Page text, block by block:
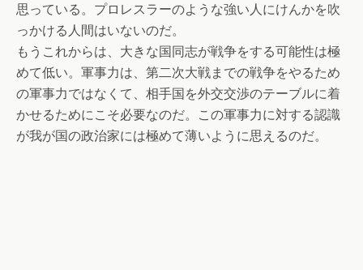
思っている。プロレスラーのような強い人にけんかを吹
っかける人間はいないのだ。
もうこれからは、大きな国同志が戦争をする可能性は極
めて低い。軍事力は、第二次大戦までの戦争をやるため
の軍事力ではなくて、相手国を外交交渉のテーブルに着
かせるためにこそ必要なのだ。この軍事力に対する認識
が我が国の政治家には極めて薄いように思えるのだ。